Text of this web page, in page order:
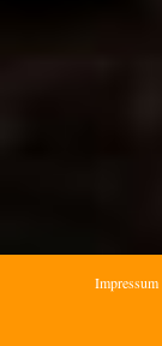
Impressum